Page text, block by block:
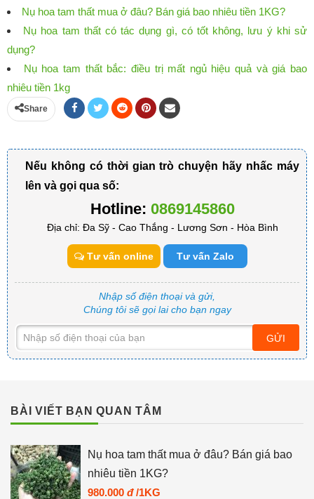
Nụ hoa tam thất mua ở đâu? Bán giá bao nhiêu tiền 1KG?
Nụ hoa tam thất có tác dụng gì, có tốt không, lưu ý khi sử
dụng?
Nụ hoa tam thất bắc: điều trị mất ngủ hiệu quả và giá bao
nhiêu tiền 1kg
Share
Nếu không có thời gian trò chuyện hãy nhấc máy
lên và gọi qua số:
Hotline: 0869145860
Địa chỉ: Đa Sỹ - Cao Thắng - Lương Sơn - Hòa Bình
Tư vấn online Tư vấn Zalo
Nhập số điện thoại và gửi,
Chúng tôi sẽ gọi lai cho bạn ngay
GỬI
BÀI VIẾT BẠN QUAN TÂM
Nụ hoa tam thất mua ở đâu? Bán giá bao
nhiêu tiền 1KG?
980.000 đ /1KG